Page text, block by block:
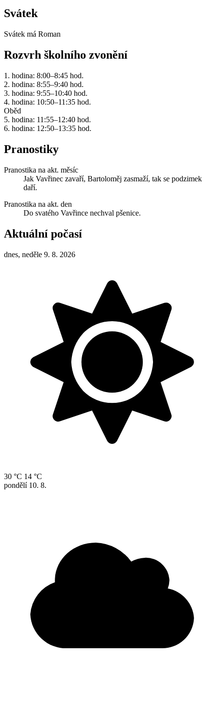
Svátek
Svátek má Roman
Rozvrh školního zvonění
1. hodina: 8:00–8:45 hod.
2. hodina: 8:55–9:40 hod.
3. hodina: 9:55–10:40 hod.
4. hodina: 10:50–11:35 hod.
Oběd
5. hodina: 11:55–12:40 hod.
6. hodina: 12:50–13:35 hod.
Pranostiky
Pranostika na akt. měsíc
Jak Vavřinec zavaří, Bartoloměj zasmaží, tak se podzimek
daří.
Pranostika na akt. den
Do svatého Vavřince nechval pšenice.
Aktuální počasí
dnes, neděle 9. 8. 2026
30 °C 14 °C
pondělí 10. 8.